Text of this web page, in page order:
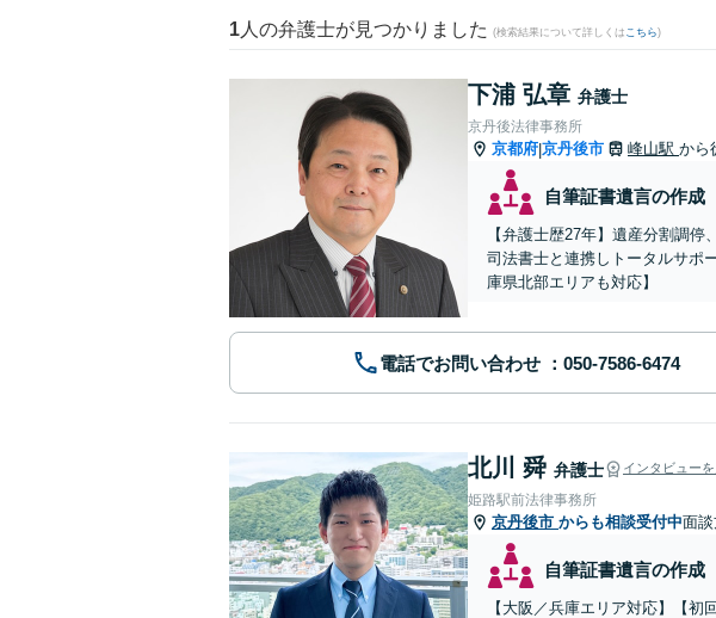
1 人の弁護士が見つかりました (検索結果について詳しくは こちら)
下浦 弘章 弁護士
京丹後法律事務所
京都府|京丹後市 峰山駅 から
自筆証書遺言の作成
【弁護士歴27年】遺産分割調
司法書士と連携しトータルサポ
庫県北部エリアも対応】
電話でお問い合わせ
北川 舜 弁護士 インタビュー
姫路駅前法律事務所
京丹後市 からも相談受付中面
自筆証書遺言の作成
【大阪／兵庫エリア対応】【